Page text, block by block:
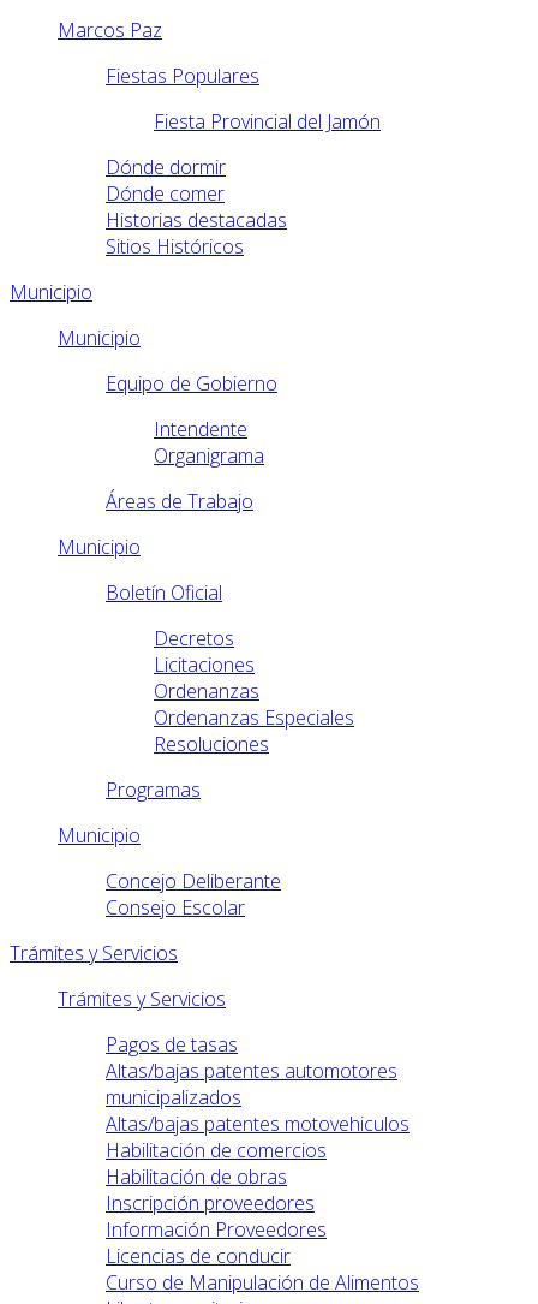
Marcos Paz
Fiestas Populares
Fiesta Provincial del Jamón
Dónde dormir
Dónde comer
Historias destacadas
Sitios Históricos
Municipio
Municipio
Equipo de Gobierno
Intendente
Organigrama
Áreas de Trabajo
Municipio
Boletín Oficial
Decretos
Licitaciones
Ordenanzas
Ordenanzas Especiales
Resoluciones
Programas
Municipio
Concejo Deliberante
Consejo Escolar
Trámites y Servicios
Trámites y Servicios
Pagos de tasas
Altas/bajas patentes automotores
municipalizados
Altas/bajas patentes motovehiculos
Habilitación de comercios
Habilitación de obras
Inscripción proveedores
Información Proveedores
Licencias de conducir
Curso de Manipulación de Alimentos